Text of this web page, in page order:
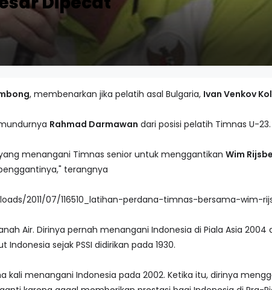
, membenarkan jika pelatih asal Bulgaria, Ivan Venkov
Rahmad Darmawan dari posisi pelatih Timnas U-23.
menangani Timnas senior untuk menggantikan Wim
terangnya
Air. Dirinya pernah menangani Indonesia di Piala Asia 2004
sejak PSSI didirikan pada 1930.
kali menangani Indonesia pada 2002. Ketika itu, dirinya